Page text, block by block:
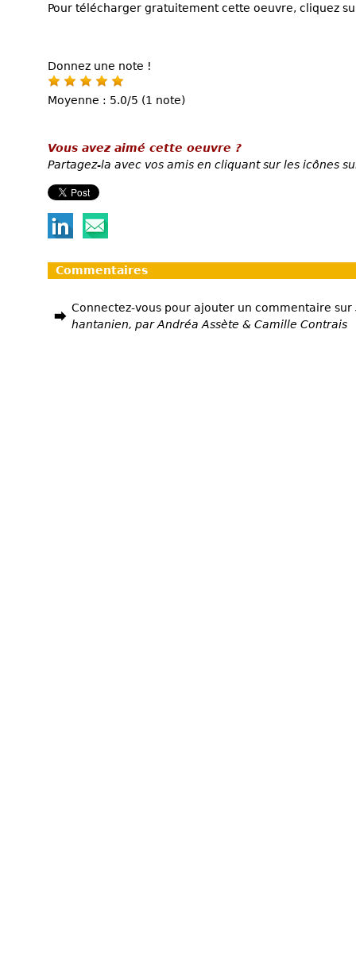
Pour télécharger gratuitement cette oeuvre, cliquez
Donnez une note !
Moyenne : 5.0/5 (1 note)
Vous avez aimé cette oeuvre ?
Partagez-la avec vos amis en cliquant sur les icônes
Commentaires
Connectez-vous pour ajouter un commentaire sur
hantanien, par Andréa Assète & Camille Contrais